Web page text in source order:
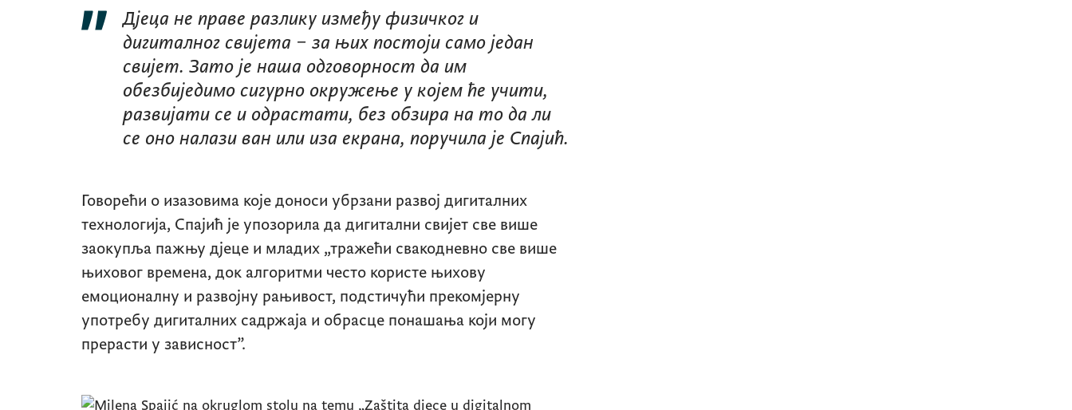
Дјеца не праве разлику између физичког и
дигиталног свијета – за њих постоји само један
свијет. Зато је наша одговорност да им
обезбиједимо сигурно окружење у којем ће учити,
развијати се и одрастати, без обзира на то да ли
се оно налази ван или иза екрана, поручила је Спајић.
Говорећи о изазовима које доноси убрзани развој дигиталних
технологија, Спајић је упозорила да дигитални свијет све више
заокупља пажњу дјеце и младих „тражећи свакодневно све више
њиховог времена, док алгоритми често користе њихову
емоционалну и развојну рањивост, подстичући прекомјерну
употребу дигиталних садржаја и обрасце понашања који могу
прерасти у зависност”.